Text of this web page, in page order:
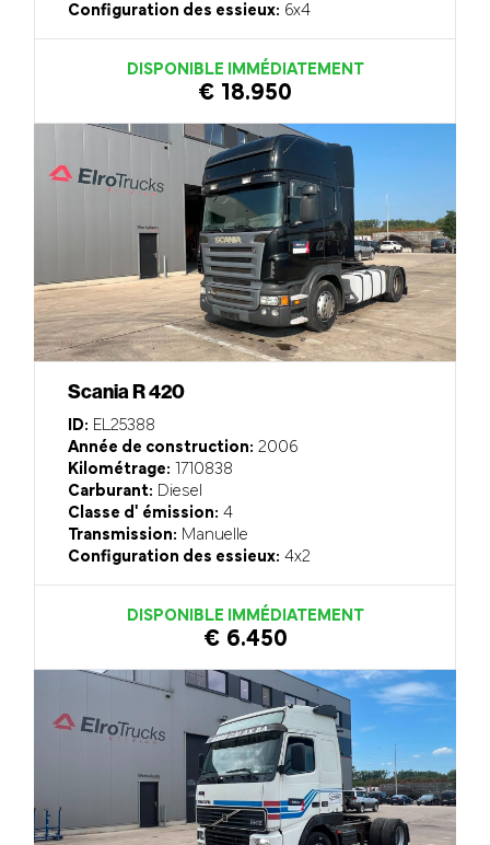
Configuration des essieux: 6x4
DISPONIBLE IMMÉDIATEMENT
€ 18.950
Scania R 420
ID: EL25388
Année de construction: 2006
Kilométrage: 1710838
Carburant: Diesel
Classe d' émission: 4
Transmission: Manuelle
Configuration des essieux: 4x2
DISPONIBLE IMMÉDIATEMENT
€ 6.450